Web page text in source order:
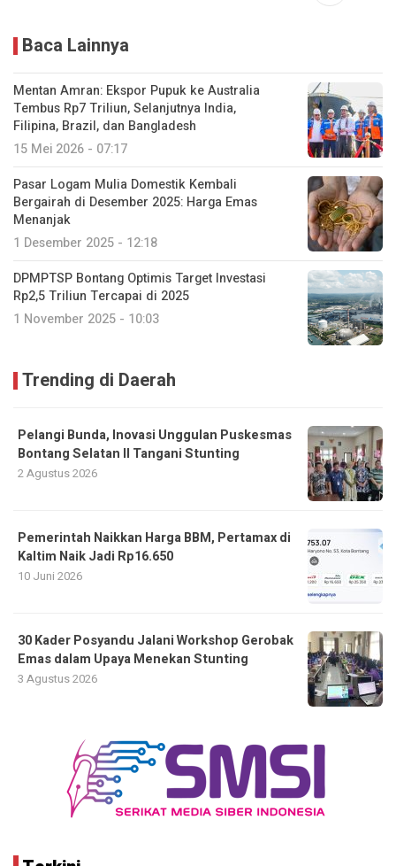
Baca Lainnya
Mentan Amran: Ekspor Pupuk ke Australia
Tembus Rp7 Triliun, Selanjutnya India,
Filipina, Brazil, dan Bangladesh
15 Mei 2026 - 07:17
Pasar Logam Mulia Domestik Kembali
Bergairah di Desember 2025: Harga Emas
Menanjak
1 Desember 2025 - 12:18
DPMPTSP Bontang Optimis Target Investasi
Rp2,5 Triliun Tercapai di 2025
1 November 2025 - 10:03
Trending di Daerah
Pelangi Bunda, Inovasi Unggulan Puskesmas
Bontang Selatan II Tangani Stunting
2 Agustus 2026
Pemerintah Naikkan Harga BBM, Pertamax di
Kaltim Naik Jadi Rp16.650
10 Juni 2026
30 Kader Posyandu Jalani Workshop Gerobak
Emas dalam Upaya Menekan Stunting
3 Agustus 2026